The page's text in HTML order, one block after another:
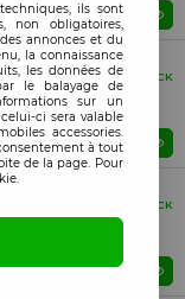
EN STOCK
Watch 41 mm
EN STOCK
Watch 44 mm
ils sont
non obligatoires,
annonces et du
la connaissance
les données de
le balayage de
sur un
ci sera valable
accessories.
à tout
de la page. Pour